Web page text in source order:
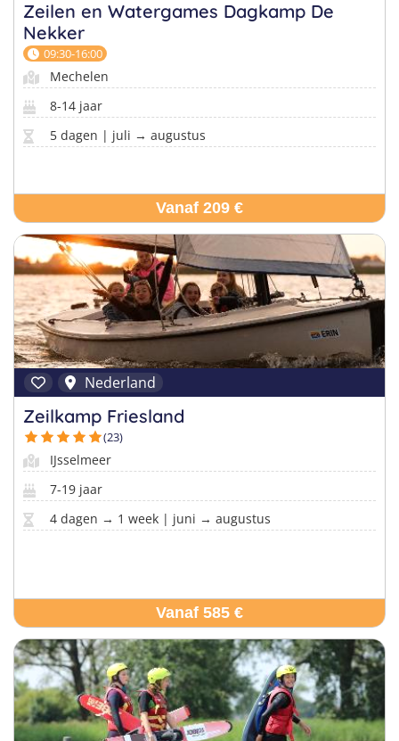
Malta
Nederland
Surfkampen Buitenland
Surfkampen 18+
Taalvakanties Duits
Taalvakanties Italiaans
Zeilen en Watergames Dagkamp De
Nekker
09:30-16:00
Mechelen
8-14 jaar
5 dagen | juli → augustus
Vanaf 209 €
Nederland
Zeilkamp Friesland
(23)
IJsselmeer
7-19 jaar
4 dagen → 1 week | juni → augustus
Vanaf 585 €